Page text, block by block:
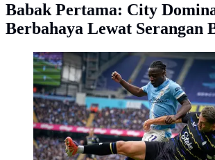
Babak Pertama: City
Berbahaya Lewat Serangan
Jeremy Doku berebut bola dengan
laga Manchester City vs Everton di pekan
Premier League 2025/2026 di Etihad
(18/10/2025) malam WIB. (AP Photo/